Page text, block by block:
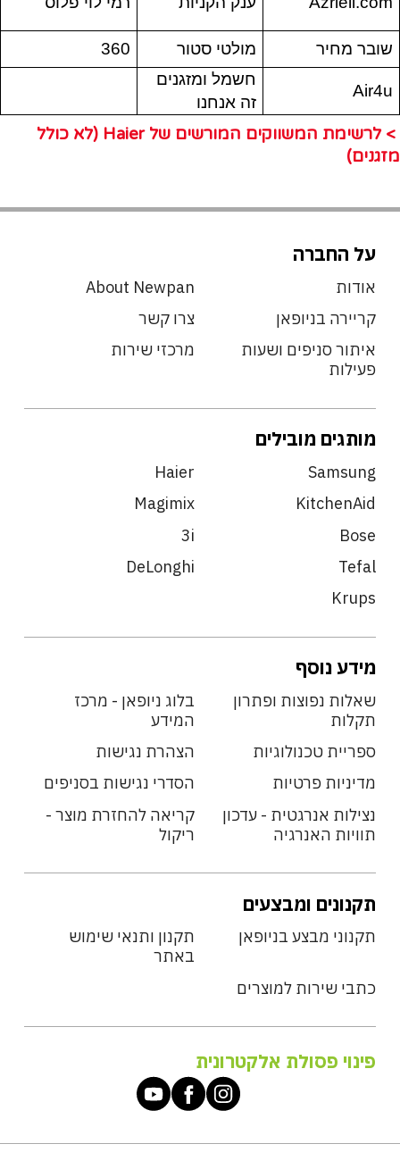
שובר מחיר מולטי סטור 360
Air4u
חשמל ומזגנים
זה אנחנו
> לרשימת המשווקים המורשים של Haier (לא כולל
מזגנים)
על החברה
אודות
About Newpan
קריירה בניופאן
צרו קשר
איתור סניפים ושעות
פעילות
מרכזי שירות
מותגים מובילים
Samsung
Haier
KitchenAid
Magimix
Bose
3i
Tefal
DeLonghi
Krups
מידע נוסף
שאלות נפוצות ופתרון
תקלות
בלוג ניופאן - מרכז
המידע
ספריית טכנולוגיות
הצהרת נגישות
מדיניות פרטיות
הסדרי נגישות בסניפים
נצילות אנרגטית - עדכון
תוויות האנרגיה
קריאה להחזרת מוצר -
ריקול
תקנונים ומבצעים
תקנוני מבצע בניופאן
תקנון ותנאי שימוש
באתר
כתבי שירות למוצרים
פינוי פסולת אלקטרונית